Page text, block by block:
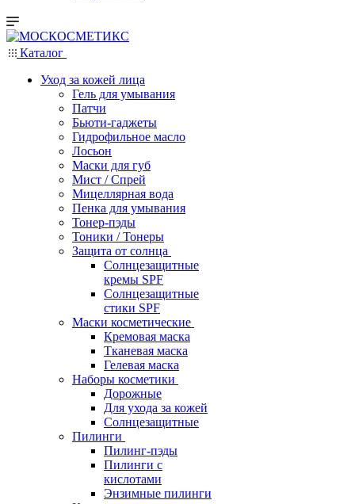
Каталог
Уход за кожей лица
Гель для умывания
Патчи
Бьюти-гаджеты
Гидрофильное масло
Лосьон
Маски для губ
Мист / Спрей
Мицеллярная вода
Пенка для умывания
Тонер-пэды
Тоники / Тонеры
Защита от солнца
Солнцезащитные
кремы SPF
Солнцезащитные
стики SPF
Маски косметические
Кремовая маска
Тканевая маска
Гелевая маска
Наборы косметики
Дорожные
Для ухода за кожей
Солнцезащитные
Пилинги
Пилинг-пэды
Пилинги с
кислотами
Энзимные пилинги